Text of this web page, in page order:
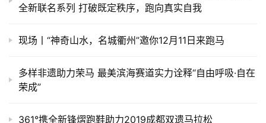
全新联名系列 打破既定秩序，跑向真实自我
现场丨“神奇山水，名城衢州”邀你12月11日来跑马
多样非遗助力荣马 最美滨海赛道实力诠释“自由呼吸·自在
荣成”
361°携全新锋熠跑鞋助力2019成都双遗马拉松